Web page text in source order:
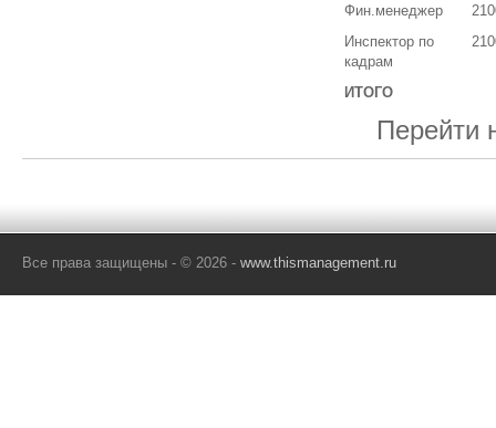
Фин.менеджер
Инспектор по
кадрам
ИТОГО
Перейти
Все права защищены - © 2026 - www.thismanagement.ru